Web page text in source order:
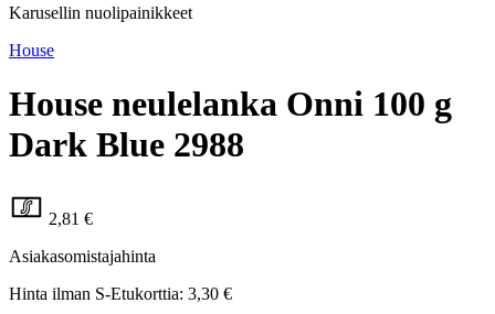
Karusellin nuolipainikkeet
House
House neulelanka Onni 100 g
Dark Blue 2988
2,81 €
Asiakasomistajahinta
Hinta ilman S-Etukorttia: 3,30 €